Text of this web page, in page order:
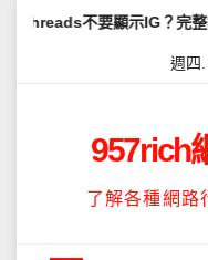
Skip示IG？完整教學：高效管
週四
957rich
了解各種網路